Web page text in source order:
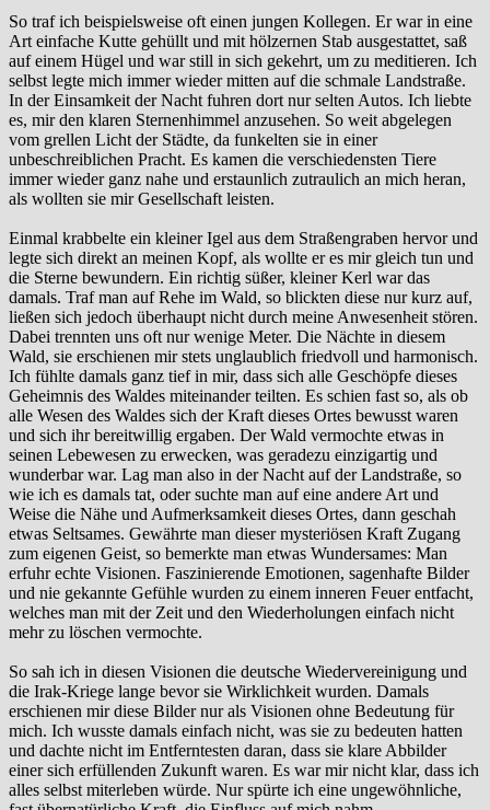
So traf ich beispielsweise oft einen jungen Kollegen. Er war in eine
Art einfache Kutte gehüllt und mit hölzernen Stab ausgestattet, saß
auf einem Hügel und war still in sich gekehrt, um zu meditieren. Ich
selbst legte mich immer wieder mitten auf die schmale Landstraße.
In der Einsamkeit der Nacht fuhren dort nur selten Autos. Ich liebte
es, mir den klaren Sternenhimmel anzusehen. So weit abgelegen
vom grellen Licht der Städte, da funkelten sie in einer
unbeschreiblichen Pracht. Es kamen die verschiedensten Tiere
immer wieder ganz nahe und erstaunlich zutraulich an mich heran,
als wollten sie mir Gesellschaft leisten.
Einmal krabbelte ein kleiner Igel aus dem Straßengraben hervor und
legte sich direkt an meinen Kopf, als wollte er es mir gleich tun und
die Sterne bewundern. Ein richtig süßer, kleiner Kerl war das
damals. Traf man auf Rehe im Wald, so blickten diese nur kurz auf,
ließen sich jedoch überhaupt nicht durch meine Anwesenheit stören.
Dabei trennten uns oft nur wenige Meter. Die Nächte in diesem
Wald, sie erschienen mir stets unglaublich friedvoll und harmonisch.
Ich fühlte damals ganz tief in mir, dass sich alle Geschöpfe dieses
Geheimnis des Waldes miteinander teilten. Es schien fast so, als ob
alle Wesen des Waldes sich der Kraft dieses Ortes bewusst waren
und sich ihr bereitwillig ergaben. Der Wald vermochte etwas in
seinen Lebewesen zu erwecken, was geradezu einzigartig und
wunderbar war. Lag man also in der Nacht auf der Landstraße, so
wie ich es damals tat, oder suchte man auf eine andere Art und
Weise die Nähe und Aufmerksamkeit dieses Ortes, dann geschah
etwas Seltsames. Gewährte man dieser mysteriösen Kraft Zugang
zum eigenen Geist, so bemerkte man etwas Wundersames: Man
erfuhr echte Visionen. Faszinierende Emotionen, sagenhafte Bilder
und nie gekannte Gefühle wurden zu einem inneren Feuer entfacht,
welches man mit der Zeit und den Wiederholungen einfach nicht
mehr zu löschen vermochte.
So sah ich in diesen Visionen die deutsche Wiedervereinigung und
die Irak-Kriege lange bevor sie Wirklichkeit wurden. Damals
erschienen mir diese Bilder nur als Visionen ohne Bedeutung für
mich. Ich wusste damals einfach nicht, was sie zu bedeuten hatten
und dachte nicht im Entferntesten daran, dass sie klare Abbilder
einer sich erfüllenden Zukunft waren. Es war mir nicht klar, dass ich
alles selbst miterleben würde. Nur spürte ich eine ungewöhnliche,